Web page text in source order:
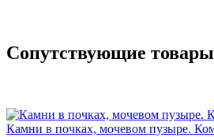
Сопутствующие товары
Камни в почках, мочевом пузыре.